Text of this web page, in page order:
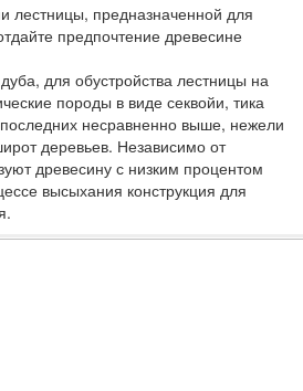
лестницы, предназначенной для
предпочтение древесине
для обустройства лестницы на
породы в виде секвойи, тика
несравненно выше, нежели
деревьев. Независимо от
древесину с низким процентом
высыхания конструкция для